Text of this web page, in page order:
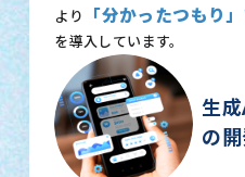
より
「分かったつもり
を導入しています。
生
の